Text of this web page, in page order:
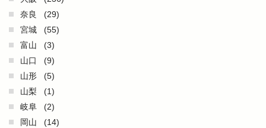
奈良
(29)
宮城
(55)
富山
(3)
山口
(9)
山形
(5)
山梨
(1)
岐阜
(2)
岡山
(14)